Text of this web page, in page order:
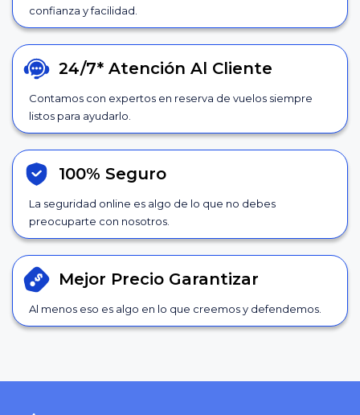
confianza y facilidad.
24/7* Atención Al Cliente
Contamos con expertos en reserva de vuelos siempre
listos para ayudarlo.
100% Seguro
La seguridad online es algo de lo que no debes
preocuparte con nosotros.
Mejor Precio Garantizar
Al menos eso es algo en lo que creemos y defendemos.